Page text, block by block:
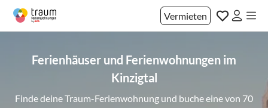
Vermieten
Ferienhäuser und Ferienwohnungen im
Kinzigtal
Finde deine Traum-Ferienwohnung und buche eine von 70